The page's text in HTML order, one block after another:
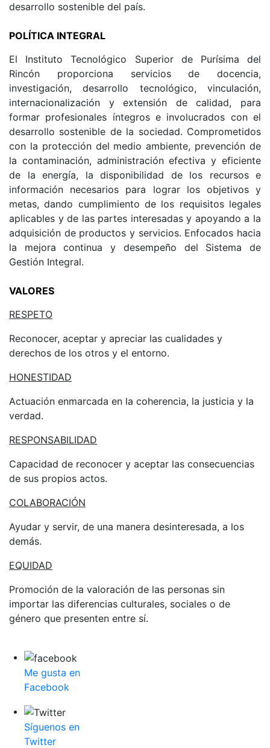
desarrollo sostenible del país.
POLÍTICA INTEGRAL
El Instituto Tecnológico Superior de Purísima del
Rincón proporciona servicios de docencia,
investigación, desarrollo tecnológico, vinculación,
internacionalización y extensión de calidad, para
formar profesionales íntegros e involucrados con el
desarrollo sostenible de la sociedad. Comprometidos
con la protección del medio ambiente, prevención de
la contaminación, administración efectiva y eficiente
de la energía, la disponibilidad de los recursos e
información necesarios para lograr los objetivos y
metas, dando cumplimiento de los requisitos legales
aplicables y de las partes interesadas y apoyando a la
adquisición de productos y servicios. Enfocados hacia
la mejora continua y desempeño del Sistema de
Gestión Integral.
VALORES
RESPETO
Reconocer, aceptar y apreciar las cualidades y
derechos de los otros y el entorno.
HONESTIDAD
Actuación enmarcada en la coherencia, la justicia y la
verdad.
RESPONSABILIDAD
Capacidad de reconocer y aceptar las consecuencias
de sus propios actos.
COLABORACIÓN
Ayudar y servir, de una manera desinteresada, a los
demás.
EQUIDAD
Promoción de la valoración de las personas sin
importar las diferencias culturales, sociales o de
género que presenten entre sí.
Me gusta en
Facebook
Síguenos en
Twitter